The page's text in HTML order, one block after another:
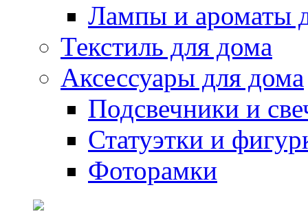
Лампы и ароматы
Текстиль для дома
Аксессуары для дома
Подсвечники и
Статуэтки и
Фоторамки